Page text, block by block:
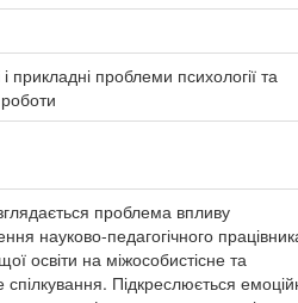
прикладні проблеми психології та
проблема впливу
науково-педагогічного
освіти на міжособистісне та
спілкування. Підкреслюється